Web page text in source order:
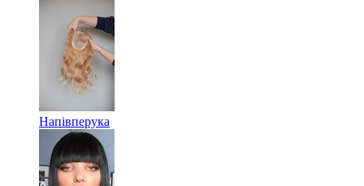
Напівперука